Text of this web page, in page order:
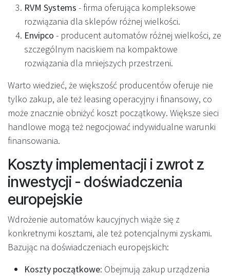
RVM Systems - firma oferująca kompleksowe
rozwiązania dla sklepów różnej wielkości.
Envipco - producent automatów różnej wielkości, ze
szczególnym naciskiem na kompaktowe
rozwiązania dla mniejszych przestrzeni.
Warto wiedzieć, że większość producentów oferuje nie
tylko zakup, ale też leasing operacyjny i finansowy, co
może znacznie obniżyć koszt początkowy. Większe sieci
handlowe mogą też negocjować indywidualne warunki
finansowania.
Koszty implementacji i zwrot z
inwestycji - doświadczenia
europejskie
Wdrożenie automatów kaucyjnych wiąże się z
konkretnymi kosztami, ale też potencjalnymi zyskami.
Bazując na doświadczeniach europejskich:
Koszty początkowe: Obejmują zakup urządzenia